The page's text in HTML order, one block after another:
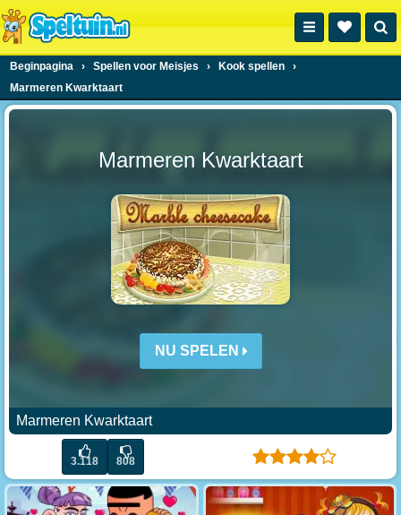
Beginpagina › Spellen voor Meisjes › Kook spellen
›
Marmeren Kwarktaart
Marmeren Kwarktaart
NU SPELEN
Marmeren Kwarktaart
3.118 808